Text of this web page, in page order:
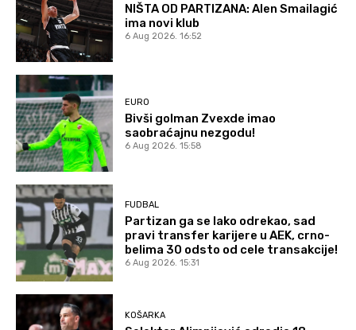
NIŠTA OD PARTIZANA: Alen Smailagić
ima novi klub
6 Aug 2026. 16:52
EURO
Bivši golman Zvexde imao
saobraćajnu nezgodu!
6 Aug 2026. 15:58
FUDBAL
Partizan ga se lako odrekao, sad
pravi transfer karijere u AEK, crno-
belima 30 odsto od cele transakcije!
6 Aug 2026. 15:31
KOŠARKA